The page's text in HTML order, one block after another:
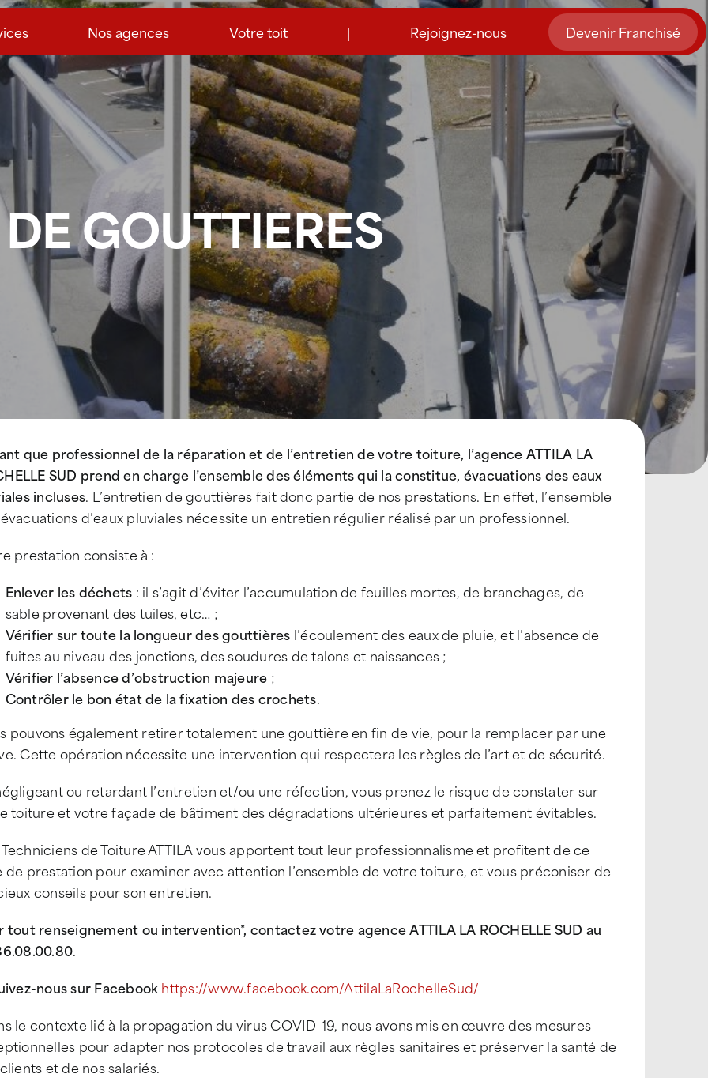
Nos agences Votre toit | Rejoignez-nous Devenir Franchisé
GOUTTIERES
que professionnel de la réparation et de l’entretien de votre toiture, l’agence ATTILA LA
SUD prend en charge l’ensemble des éléments qui la constitue, évacuations des eaux
incluses. L’entretien de gouttières fait donc partie de nos prestations. En effet, l’ensemble
d’eaux pluviales nécessite un entretien régulier réalisé par un professionnel.
prestation consiste à :
Enlever les déchets : il s’agit d’éviter l’accumulation de feuilles mortes, de branchages, de
sable provenant des tuiles, etc… ;
Vérifier sur toute la longueur des gouttières l’écoulement des eaux de pluie, et l’absence de
fuites au niveau des jonctions, des soudures de talons et naissances ;
Vérifier l’absence d’obstruction majeure ;
Contrôler le bon état de la fixation des crochets.
pouvons également retirer totalement une gouttière en fin de vie, pour la remplacer par une
Cette opération nécessite une intervention qui respectera les règles de l’art et de sécurité.
ou retardant l’entretien et/ou une réfection, vous prenez le risque de constater sur
toiture et votre façade de bâtiment des dégradations ultérieures et parfaitement évitables.
de Toiture ATTILA vous apportent tout leur professionnalisme et profitent de ce
de prestation pour examiner avec attention l’ensemble de votre toiture, et vous préconiser de
conseils pour son entretien.
tout renseignement ou intervention*, contactez votre agence ATTILA LA ROCHELLE SUD au
.
nous sur Facebookhttps://www.facebook.com/AttilaLaRochelleSud/
le contexte lié à la propagation du virus COVID-19, nous avons mis en œuvre des mesures
pour adapter nos protocoles de travail aux règles sanitaires et préserver la santé de
et de nos salariés.